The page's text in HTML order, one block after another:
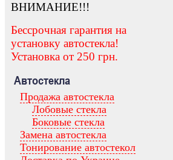
ВНИМАНИЕ!!!
Бессрочная гарантия на
установку автостекла!
Установка от 250 грн.
Автостекла
Продажа автостекла
Лобовые стекла
Боковые стекла
Замена автостекла
Тонирование автостекол